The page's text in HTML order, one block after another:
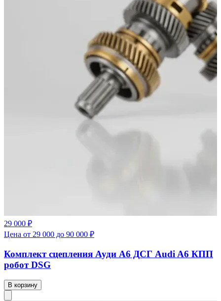
29 000 ₽
Цена от 29 000 до 90 000 ₽
Комплект сцепления Ауди А6 ДСГ Audi A6 КПП
робот DSG
В корзину